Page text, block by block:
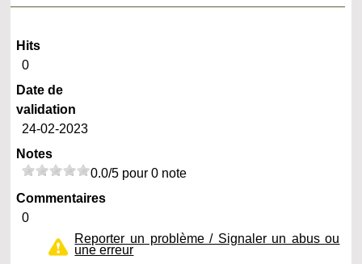
Hits
0
Date de
validation
24-02-2023
Notes
0.0/5 pour 0 note
Commentaires
0
Reporter un problème / Signaler un abus ou
une erreur